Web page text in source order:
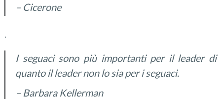
– Cicerone
.
I seguaci sono più importanti per il leader di
quanto illeadernon lo siaper i seguaci.
– Barbara Kellerman